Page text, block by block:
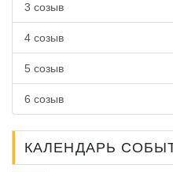
3 созыв
4 созыв
5 созыв
6 созыв
КАЛЕНДАРЬ